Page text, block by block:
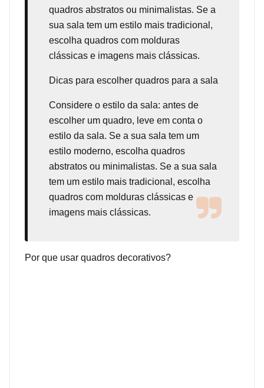
quadros abstratos ou minimalistas. Se a
sua sala tem um estilo mais tradicional,
escolha quadros com molduras
clássicas e imagens mais clássicas.
Dicas para escolher quadros para a sala
Considere o estilo da sala: antes de
escolher um quadro, leve em conta o
estilo da sala. Se a sua sala tem um
estilo moderno, escolha quadros
abstratos ou minimalistas. Se a sua sala
tem um estilo mais tradicional, escolha
quadros com molduras clássicas e
imagens mais clássicas.
Por que usar quadros decorativos?